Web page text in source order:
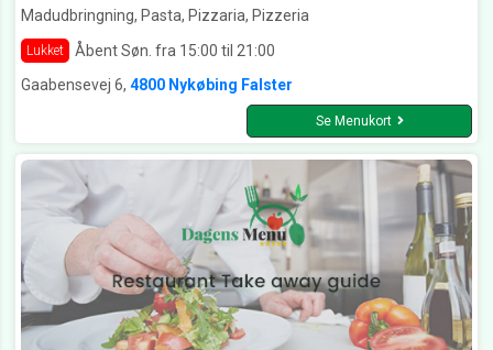
Madudbringning, Pasta, Pizzaria, Pizzeria
Lukket Åbent Søn. fra 15:00 til 21:00
Gaabensevej 6, 4800 Nykøbing Falster
Se Menukort